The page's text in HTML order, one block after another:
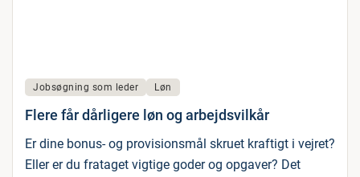
Jobsøgning som leder Løn
Flere får dårligere løn og arbejdsvilkår
Er dine bonus- og provisionsmål skruet kraftigt i vejret?
Eller er du frataget vigtige goder og opgaver? Det